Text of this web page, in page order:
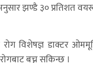
झण्डै ३० प्रतिशत
विशेषज्ञ डाक्टर
बच्न सकिन्छ ।